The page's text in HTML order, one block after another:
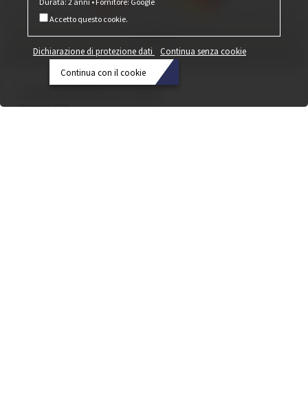
Cobiax Made in USA
20 Aprile 2023
Accetto questo cookie.
Dichiarazione di protezione dati
Continua senza cookie
Continua con il cookie